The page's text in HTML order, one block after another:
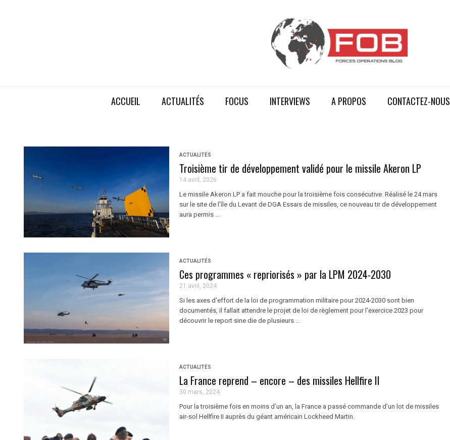
ACCUEIL ACTUALITÉS FOCUS INTERVIEWS A PROPOS CONTACTEZ-NOUS
ACTUALITÉS
Troisième tir de développement validé pour le missile Akeron LP
14 avril, 2026
Le missile Akeron LP a fait mouche pour la troisième fois consécutive. Réalisé le 24 mars
sur le site de l'île du Levant de DGA Essais de missiles, ce nouveau tir de développement
aura permis ...
ACTUALITÉS
Ces programmes « repriorisés » par la LPM 2024-2030
21 avril, 2024
Si les axes d'effort de la loi de programmation militaire pour 2024-2030 sont bien
documentés, il fallait attendre le projet de loi de règlement pour l'exercice 2023 pour
découvrir le report sine die de plusieurs ...
ACTUALITÉS
La France reprend – encore – des missiles Hellfire II
30 mars, 2024
Pour la troisième fois en moins d’un an, la France a passé commande d’un lot de missiles
air-sol Hellfire II auprès du géant américain Lockheed Martin.